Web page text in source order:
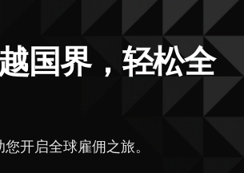
国界，轻松全
开启全球雇佣之旅。